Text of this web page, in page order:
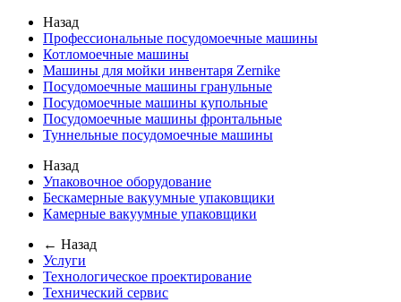
Назад
Профессиональные посудомоечные машины
Котломоечные машины
Машины для мойки инвентаря Zernike
Посудомоечные машины гранульные
Посудомоечные машины купольные
Посудомоечные машины фронтальные
Туннельные посудомоечные машины
Назад
Упаковочное оборудование
Бескамерные вакуумные упаковщики
Камерные вакуумные упаковщики
← Назад
Услуги
Технологическое проектирование
Технический сервис